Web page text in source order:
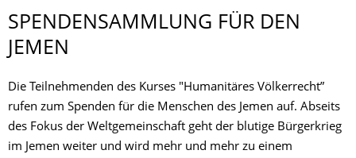
SPENDENSAMMLUNG FÜR DEN
JEMEN
Die Teilnehmenden des Kurses "Humanitäres Völkerrecht”
rufen zum Spenden für die Menschen des Jemen auf. Abseits
des Fokus der Weltgemeinschaft geht der blutige Bürgerkrieg
im Jemen weiter und wird mehr und mehr zu einem